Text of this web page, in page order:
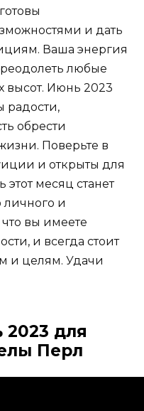
и дать
Ваша энергия
любые
высот. Июнь 2023
радости,
обрести
Поверьте в
и открыты для
месяц станет
личного и
вы имеете
и всегда стоит
и целям. Удачи
2023 для
Перл